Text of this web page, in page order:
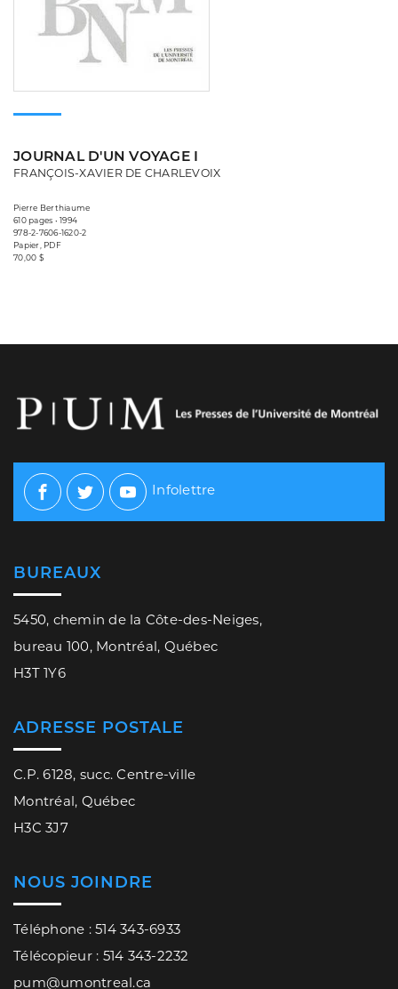
JOURNAL D'UN VOYAGE I
FRANÇOIS-XAVIER DE CHARLEVOIX
Pierre Berthiaume
610 pages • 1994
978-2-7606-1620-2
Papier, PDF
70,00 $
Facebook
TwitterYoutube
Infolettre
BUREAUX
5450, chemin de la Côte-des-Neiges,
bureau 100, Montréal, Québec
H3T 1Y6
ADRESSE POSTALE
C.P. 6128, succ. Centre-ville
Montréal, Québec
H3C 3J7
NOUS JOINDRE
Téléphone : 514 343-6933
Télécopieur : 514 343-2232
pum@umontreal.ca